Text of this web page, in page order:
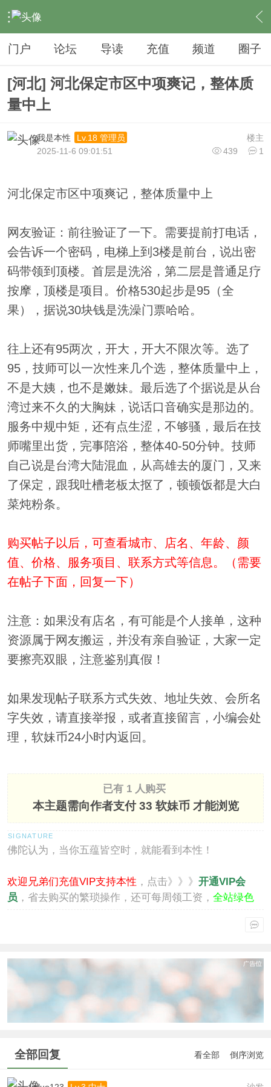
› 夜生活 › SPA › 内容
门户 论坛 导读 充值 频道 圈子
[河北] 河北保定市区中项爽记，整体质
量中上
楼主
我是本性
Lv.18 管理员
439
1
2025-11-6 09:01:51
河北保定市区中项爽记，整体质量中上
网友验证：前往验证了一下。需要提前打电话，
会告诉一个密码，电梯上到3楼是前台，说出密
码带领到顶楼。首层是洗浴，第二层是普通足疗
按摩，顶楼是项目。价格530起步是95（全
果），据说30块钱是洗澡门票哈哈。
往上还有95两次，开大，开大不限次等。选了
95，技师可以一次性来几个选，整体质量中上，
不是大姨，也不是嫩妹。最后选了个据说是从台
湾过来不久的大胸妹，说话口音确实是那边的。
服务中规中矩，还有点生涩，不够骚，最后在技
师嘴里出货，完事陪浴，整体40-50分钟。技师
自己说是台湾大陆混血，从高雄去的厦门，又来
了保定，跟我吐槽老板太抠了，顿顿饭都是大白
菜炖粉条。
购买帖子以后，可查看城市、店名、年龄、颜
值、价格、服务项目、联系方式等信息。（需要
在帖子下面，回复一下）
注意：如果没有店名，有可能是个人接单，这种
资源属于网友搬运，并没有亲自验证，大家一定
要擦亮双眼，注意鉴别真假！
如果发现帖子联系方式失效、地址失效、会所名
字失效，请直接举报，或者直接留言，小编会处
理，软妹币24小时内返回。
已有 1 人购买
本主题需向作者支付33 软妹币 才能浏览
佛陀认为，当你五蕴皆空时，就能看到本性！
欢迎兄弟们充值VIP支持本性 ，点击》》》 开通VIP会
员 ，省去购买的繁琐操作，还可每周领工资， 全站绿色
全部回复 看全部 倒序浏览